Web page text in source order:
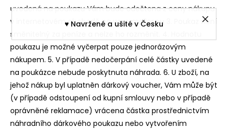
♥︎ Navržené a ušité v Česku
uvedená na poukazu Vám bude odečtena z ceny nákupu
v internetovém obchodě na www.maller.eu
3. Poukaz není
směnitelný za peníze a nelze ho rozměnit. 4. Hodnotu
poukazu je možné vyčerpat pouze jednorázovým
nákupem. 5. V případě nedočerpání celé částky uvedené
na poukázce nebude poskytnuta náhrada. 6. U zboží, na
jehož nákup byl uplatněn dárkový voucher, Vám může být
(v případě odstoupení od kupní smlouvy nebo v případě
oprávněné reklamace) vrácena částka prostřednictvím
náhradního dárkového poukazu nebo vytvořením